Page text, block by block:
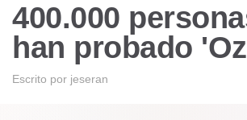
400.000
han probado
Escrito por jeseran